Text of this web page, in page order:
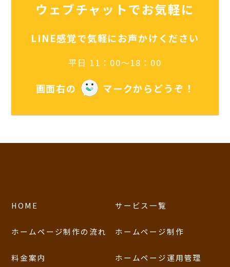
ウェブチャットでお気軽に
LINE感覚で気軽にお声かけください
平日 11：00～18：00
画面右の マークからどうぞ！
HOME
ホームページ制作の流れ
料金案内
サービス一覧
ホームページ制作
ホームページ運用管理